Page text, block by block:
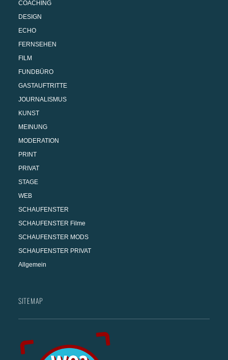
COACHING
DESIGN
ECHO
FERNSEHEN
FILM
FUNDBÜRO
GASTAUFTRITTE
JOURNALISMUS
KUNST
MEINUNG
MODERATION
PRINT
PRIVAT
STAGE
WEB
SCHAUFENSTER
SCHAUFENSTER Filme
SCHAUFENSTER MODS
SCHAUFENSTER PRIVAT
Allgemein
SITEMAP